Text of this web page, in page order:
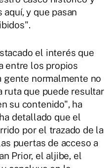
y que pasan
el interés que
entre los propios
gente normalmente no
ruta que puede resultar
su contenido", ha
detallado que el
por el trazado de la
puertas de acceso a
Prior, el aljibe, el